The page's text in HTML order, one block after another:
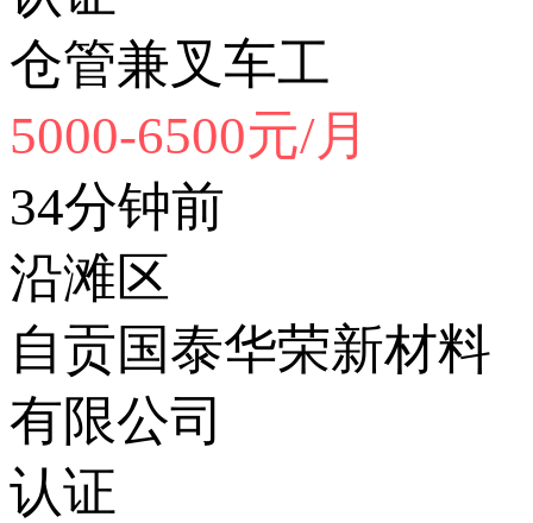
仓管兼叉车工
5000-6500元/月
34分钟前
沿滩区
自贡国泰华荣新材料
有限公司
认证